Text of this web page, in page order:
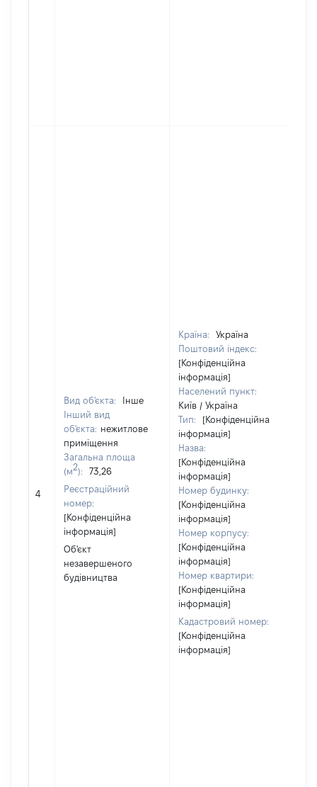
4
Вид об'єкта:
Інше
Інший вид
об'єкта: нежитлове
приміщення
Загальна площа
(м2):
73,26
Реєстраційний
номер:
[Конфіденційна
інформація]
Об'єкт
незавершеного
будівництва
Країна:
Україна
Поштовий індекс:
[Конфіденційна
інформація]
Населений пункт:
Київ / Україна
Тип:
[Конфіденційна
інформація]
Назва:
[Конфіденційна
інформація]
Номер будинку:
[Конфіденційна
інформація]
Номер корпусу:
[Конфіденційна
інформація]
Номер квартири:
[Конфіденційна
інформація]
Кадастровий номер:
[Конфіденційна
інформація]